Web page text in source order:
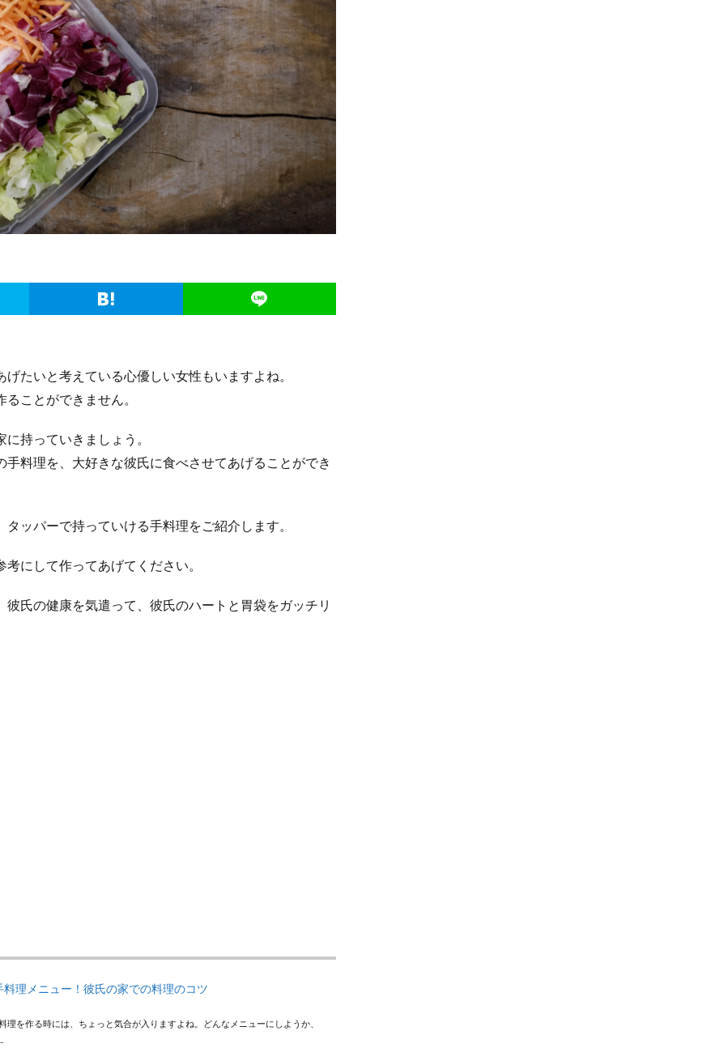
たいと考えている心優しい女性もいますよね。
ことができません。
持っていきましょう。
料理を、大好きな彼氏に食べさせてあげることができ
ッパーで持っていける手料理をご紹介します。
にして作ってあげてください。
氏の健康を気遣って、彼氏のハートと胃袋をガッチリ
料理メニュー！彼氏の家での料理のコツ
理を作る時には、ちょっと気合が入りますよね。どんなメニューにしようか、